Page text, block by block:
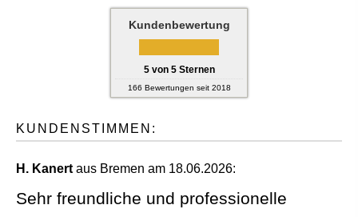
Kundenbewertung
5von 5Sternen
166 Bewertungen seit 2018
KUNDENSTIMMEN:
H. Kanert aus Bremen am 18.06.2026:
Sehr freundliche und professionelle